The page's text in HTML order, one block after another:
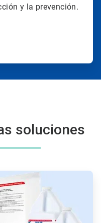
y la prevención.
soluciones